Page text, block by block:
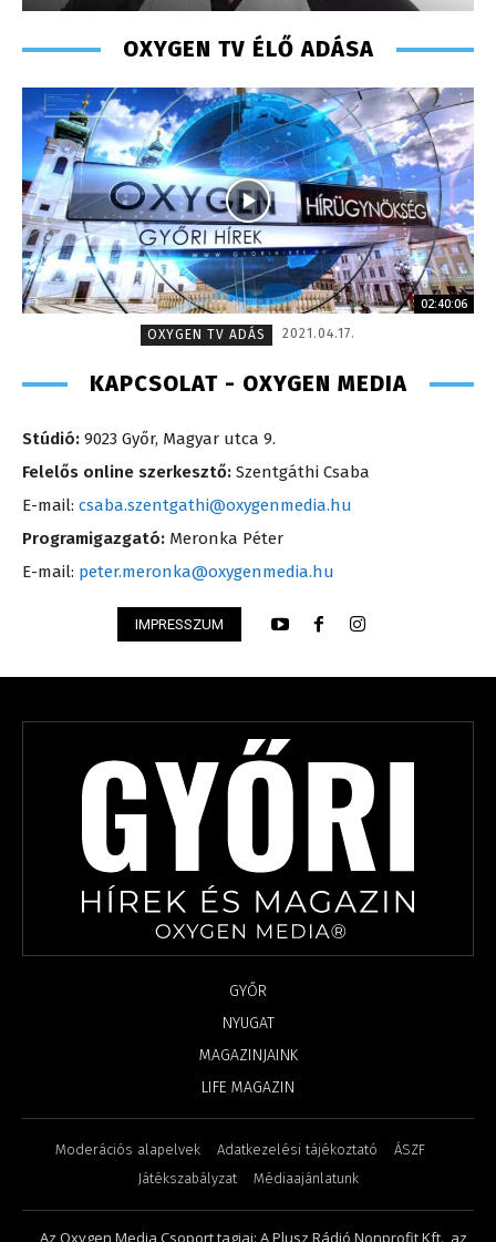
OXYGEN TV ÉLŐ ADÁSA
02:40:06
OXYGEN TV ADÁS
2021.04.17.
KAPCSOLAT - OXYGEN MEDIA
Stúdió: 9023 Győr, Magyar utca 9.
Felelős online szerkesztő: Szentgáthi Csaba
E-mail: csaba.szentgathi@oxygenmedia.hu
Programigazgató: Meronka Péter
E-mail: peter.meronka@oxygenmedia.hu
IMPRESSZUM
GYŐR
NYUGAT
MAGAZINJAINK
LIFE MAGAZIN
Moderációs alapelvek Adatkezelési tájékoztató
ÁSZF
Játékszabályzat
Médiaajánlatunk
Az Oxygen Media Csoport tagjai: A Plusz Rádió Nonprofit Kft., az